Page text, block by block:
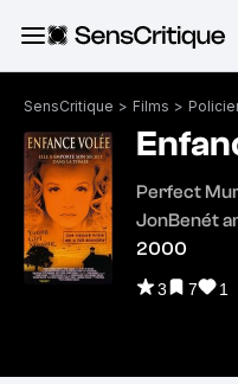
SensCritique > Films >
Perfect
JonBenét
2000
3 7 1